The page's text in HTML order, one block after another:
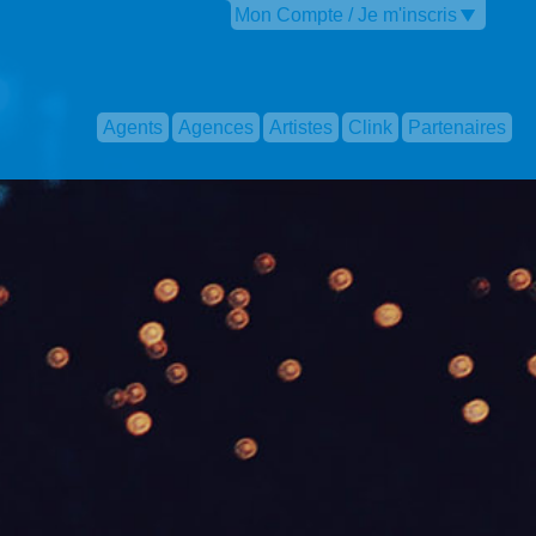
Mon Compte / Je m'inscris
Agents Agences Artistes Clink Partenaires